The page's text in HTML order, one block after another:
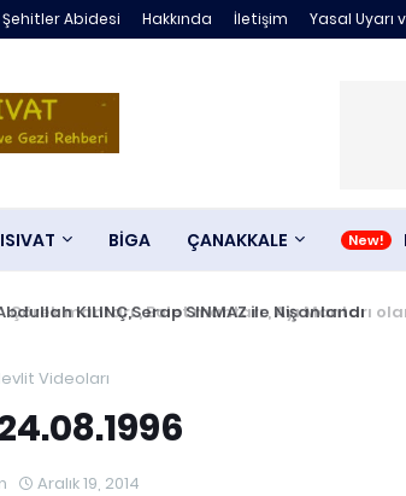
Abidesi Hakkında İletişim Yasal Uyarı
BİGA ÇANAKKALE
KILINÇ,Serap SINMAZ ile Nişanlandı
Videoları
Aralık 19, 2014